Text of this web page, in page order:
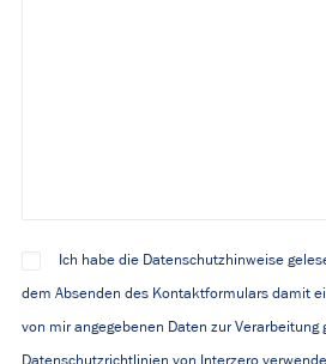
Ich habe die Datenschutzhinweise
dem Absenden des Kontaktformulars damit
von mir angegebenen Daten zur Verarbeitung